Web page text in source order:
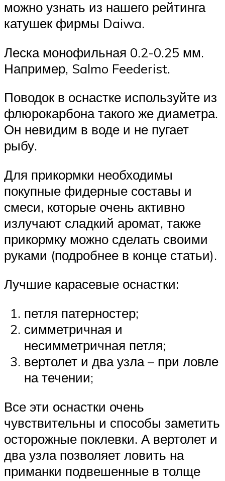
можно узнать из нашего рейтинга
катушек фирмы Daiwa.
Леска монофильная 0.2-0.25 мм.
Например, Salmo Feederist.
Поводок в оснастке используйте из
флюрокарбона такого же диаметра.
Он невидим в воде и не пугает
рыбу.
Для прикормки необходимы
покупные фидерные составы и
смеси, которые очень активно
излучают сладкий аромат, также
прикормку можно сделать своими
руками (подробнее в конце статьи).
Лучшие карасевые оснастки:
петля патерностер;
симметричная и
несимметричная петля;
вертолет и два узла – при ловле
на течении;
Все эти оснастки очень
чувствительны и способы заметить
осторожные поклевки. А вертолет и
два узла позволяет ловить на
приманки подвешенные в толще